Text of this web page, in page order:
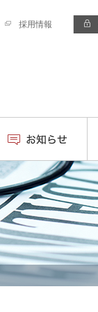
採用情報